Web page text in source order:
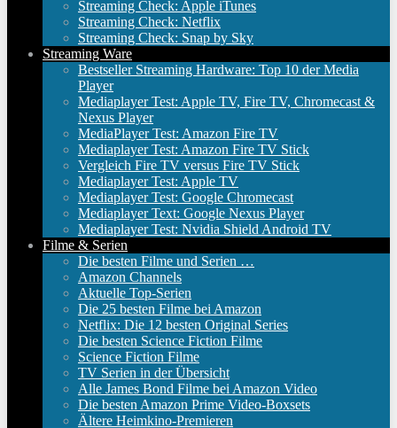
Streaming Check: Apple iTunes
Streaming Check: Netflix
Streaming Check: Snap by Sky
Streaming Ware
Bestseller Streaming Hardware: Top 10 der Media
Player
Mediaplayer Test: Apple TV, Fire TV, Chromecast &
Nexus Player
MediaPlayer Test: Amazon Fire TV
Mediaplayer Test: Amazon Fire TV Stick
Vergleich Fire TV versus Fire TV Stick
Mediaplayer Test: Apple TV
Mediaplayer Test: Google Chromecast
Mediaplayer Text: Google Nexus Player
Mediaplayer Test: Nvidia Shield Android TV
Filme & Serien
Die besten Filme und Serien …
Amazon Channels
Aktuelle Top-Serien
Die 25 besten Filme bei Amazon
Netflix: Die 12 besten Original Series
Die besten Science Fiction Filme
Science Fiction Filme
TV Serien in der Übersicht
Alle James Bond Filme bei Amazon Video
Die besten Amazon Prime Video-Boxsets
Ältere Heimkino-Premieren